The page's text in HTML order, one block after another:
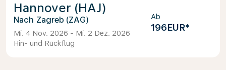
Hannover (HAJ)
Zagreb (ZAG)
Mi. 4 Nov. 2026 - Mi. 2 Dez. 2026
Hin- und Rückflug
Ab
196EUR*